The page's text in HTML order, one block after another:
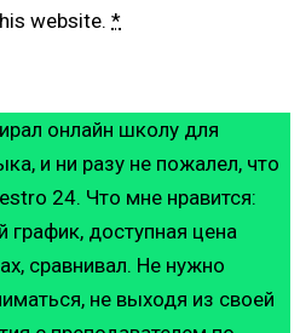
website. *
онлайн школу для
и ни разу не пожалел, что
24. Что мне нравится:
доступная цена
сравнивал. Не нужно
не выходя из своей